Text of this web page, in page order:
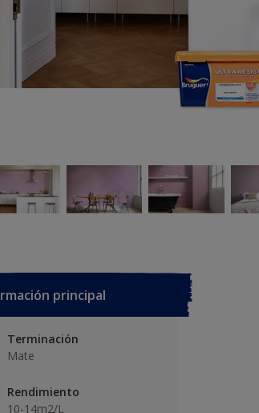
principal
Terminación
Mate
Rendimiento
10-14m2/L